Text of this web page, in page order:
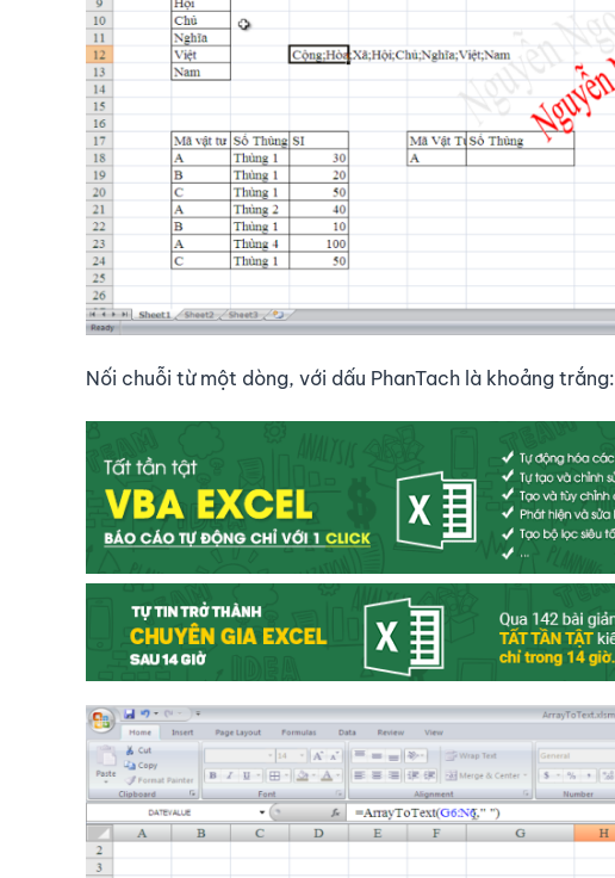
Nối chuỗi từ một dòng, với dấu PhanTach là khoảng trắng: